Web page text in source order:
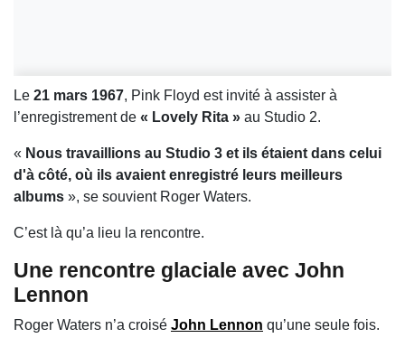
Le 21 mars 1967, Pink Floyd est invité à assister à
l’enregistrement de « Lovely Rita » au Studio 2.
« Nous travaillions au Studio 3 et ils étaient dans celui
d'à côté, où ils avaient enregistré leurs meilleurs
albums », se souvient Roger Waters.
C’est là qu’a lieu la rencontre.
Une rencontre glaciale avec John
Lennon
Roger Waters n’a croisé John Lennon qu’une seule fois.